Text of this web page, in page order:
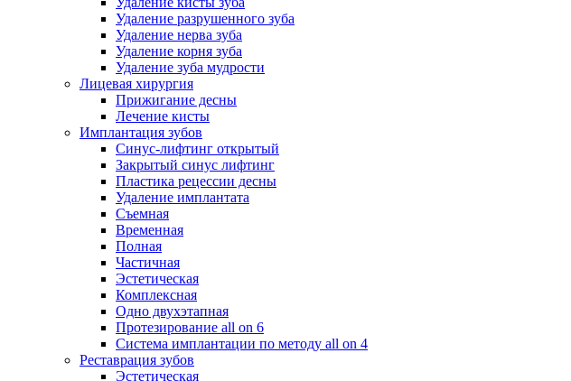
Удаление разрушенного зуба
Удаление нерва зуба
Удаление корня зуба
Удаление зуба мудрости
Лицевая хирургия
Прижигание десны
Лечение кисты
Имплантация зубов
Синус-лифтинг открытый
Закрытый синус лифтинг
Пластика рецессии десны
Удаление имплантата
Съемная
Временная
Полная
Частичная
Эстетическая
Комплексная
Одно двухэтапная
Протезирование all on 6
Система имплантации по методу all on 4
Реставрация зубов
Эстетическая